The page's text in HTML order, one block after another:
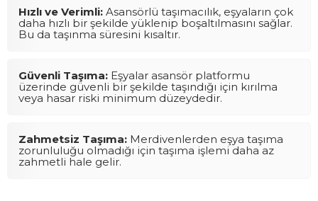
Hızlı ve Verimli: Asansörlü taşımacılık, eşyaların çok
daha hızlı bir şekilde yüklenip boşaltılmasını sağlar.
Bu da taşınma süresini kısaltır.
Güvenli Taşıma: Eşyalar asansör platformu
üzerinde güvenli bir şekilde taşındığı için kırılma
veya hasar riski minimum düzeydedir.
Zahmetsiz Taşıma: Merdivenlerden eşya taşıma
zorunluluğu olmadığı için taşıma işlemi daha az
zahmetli hale gelir.